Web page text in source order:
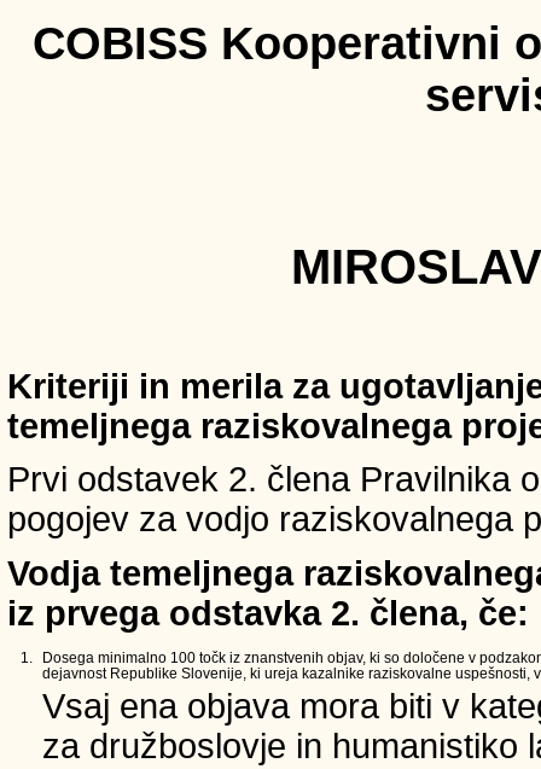
COBISS Kooperativni
Kriteriji in merila za
temeljnega raziskovalnega
Prvi odstavek 2. člena Pravilnika
pogojev za vodjo raziskovalnega
Vodja temeljnega
iz prvega odstavka 2. člena, če:
1.
Dosega minimalno 100 točk iz znanstvenih objav, ki so določene v
dejavnost Republike Slovenije, ki ureja kazalnike raziskovalne uspešnosti,
Vsaj ena objava mora biti v
za družboslovje in humanistiko